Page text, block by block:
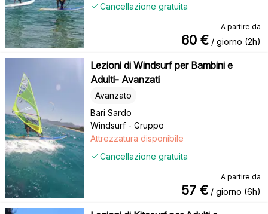
Cancellazione gratuita
A partire da
60 € / giorno (2h)
Lezioni di Windsurf per Bambini e
Adulti- Avanzati
Bari Sardo
Avanzato
Windsurf - Gruppo
Cancellazione gratuita
Attrezzatura disponibile
A partire da
57 € / giorno (6h)